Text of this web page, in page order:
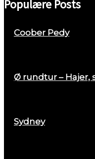
Populære Posts
Coober Pedy
Ø rundtur – Hajer,
Sydney